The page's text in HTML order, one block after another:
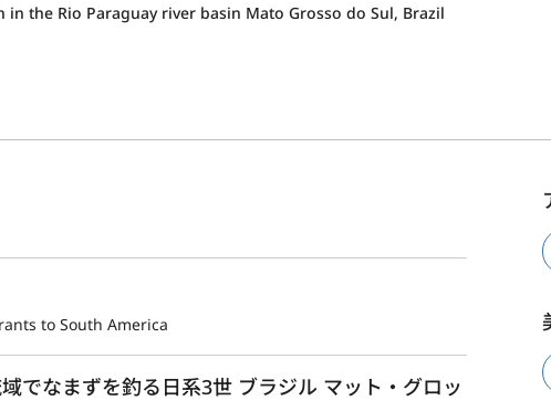
the Rio Paraguay river basin Mato Grosso do Sul, Brazil
to South America
でなまずを釣る日系3世 ブラジル マット・グロッ